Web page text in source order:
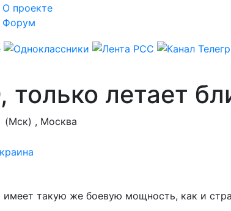
О проекте
Форум
летает
(Мск) , Москва
такую же боевую мощность, как и